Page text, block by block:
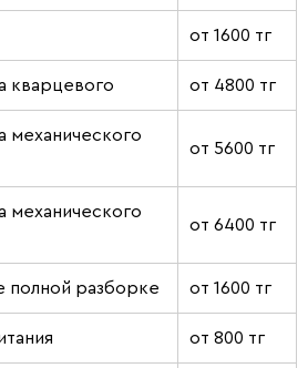
от 1600 тг
кварцевого от 4800 тг
механического
от 5600 тг
механического
от 6400 тг
полной разборке от 1600 тг
от 800 тг